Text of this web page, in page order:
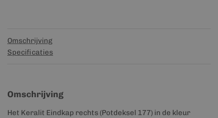
Omschrijving
Specificaties
Omschrijving
Het Keralit Eindkap rechts (Potdeksel 177) in de kleur